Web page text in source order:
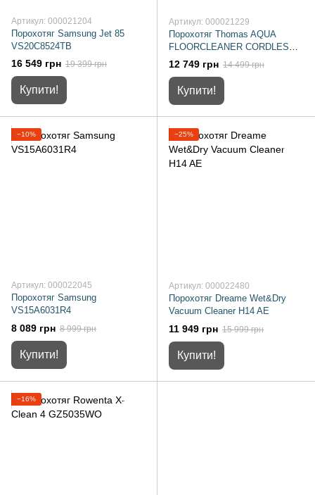
Артикул: 000021204
Порохотяг Samsung Jet 85
VS20C8524TB
16 549 грн 19 399 грн
Купити!
Артикул: 000021229
Порохотяг Thomas AQUA
FLOORCLEANER CORDLESS
PLUS
12 749 грн 14 499 грн
Купити!
−10%
Артикул: 000022045
Порохотяг Samsung
VS15A6031R4
8 089 грн 8 999 грн
Купити!
−25%
Артикул: 000022480
Порохотяг Dreame Wet&Dry
Vacuum Cleaner H14 AE
11 949 грн 15 999 грн
Купити!
−16%